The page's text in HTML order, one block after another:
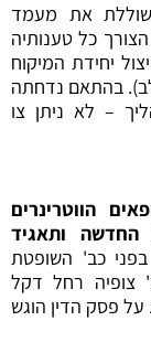
את מעמד
כל טענותיה
יחידת המיקוח
בהתאם נדחתה
– לא ניתן צו
הווטרינרים
החדשה
ותאגיד
ביום 21.05.2024) בפני כב' השופטת
צופיה רחל דקל
על פסק הדין הוגש